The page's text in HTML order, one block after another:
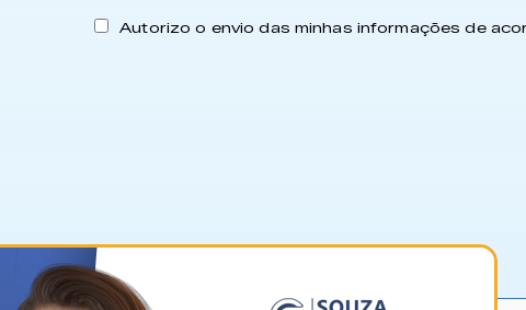
Autorizo o envio das minhas informações de